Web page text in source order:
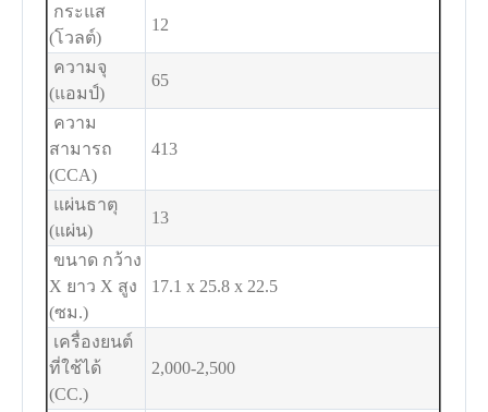
กระแส
(โวลต์)
12
ความจุ
(แอมป์)
65
ความ
สามารถ
(CCA)
413
แผ่นธาตุ
(แผ่น)
13
ขนาด กว้าง
X ยาว X สูง
(ซม.)
17.1 x 25.8 x 22.5
เครื่องยนต์
ที่ใช้ได้
(CC.)
2,000-2,500